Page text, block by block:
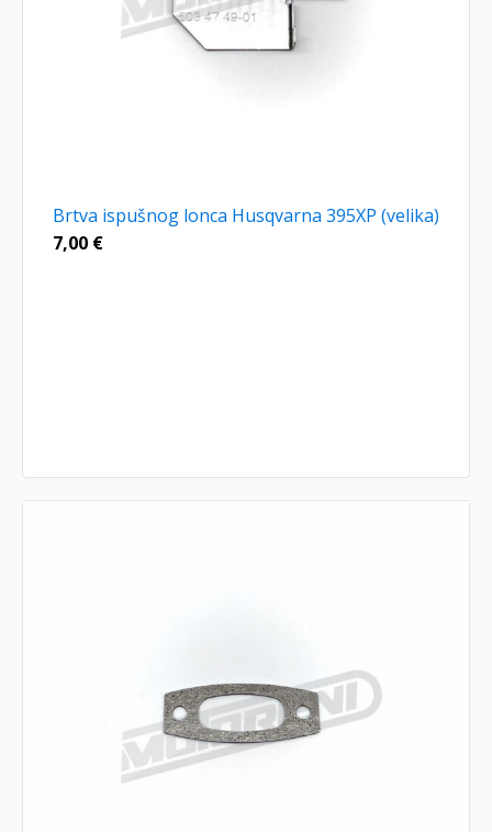
Brtva ispušnog lonca Husqvarna 395XP (velika)
7,00 €